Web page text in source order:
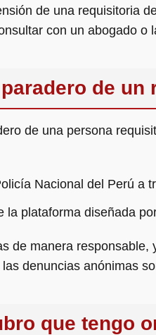
de una requisitoria
con un abogado o
de un
de una persona
Nacional del Perú a
la plataforma diseñada
de manera
denuncias anónimas
que tengo